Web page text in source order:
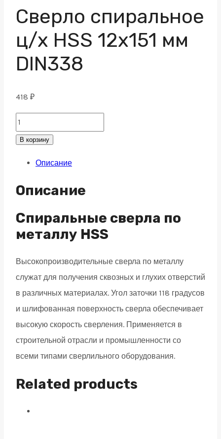
Сверло спиральное
ц/х HSS 12х151 мм
DIN338
418 ₽
Сверло
спиральное
мм
DIN338
В корзину
Описание
Описание
Спиральные сверла по
металлу HSS
Высокопроизводительные сверла по металлу
служат для получения сквозных и глухих отверстий
в различных материалах. Угол заточки 118 градусов
и шлифованная поверхность сверла обеспечивает
высокую скорость сверления. Применяется в
строительной отрасли и промышленности со
всеми типами сверлильного оборудования.
Related products